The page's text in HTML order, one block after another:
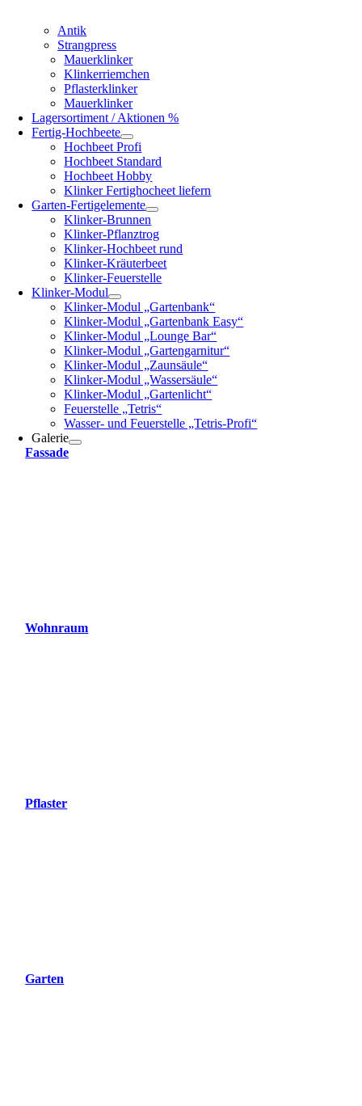
Antik
Strangpress
Mauerklinker
Klinkerriemchen
Pflasterklinker
Mauerklinker
Lagersortiment / Aktionen %
Fertig-Hochbeete
Hochbeet Profi
Hochbeet Standard
Hochbeet Hobby
Klinker Fertighocheet liefern
Garten-Fertigelemente
Klinker-Brunnen
Klinker-Pflanztrog
Klinker-Hochbeet rund
Klinker-Kräuterbeet
Klinker-Feuerstelle
Klinker-Modul
Klinker-Modul „Gartenbank“
Klinker-Modul „Gartenbank Easy“
Klinker-Modul „Lounge Bar“
Klinker-Modul „Gartengarnitur“
Klinker-Modul „Zaunsäule“
Klinker-Modul „Wassersäule“
Klinker-Modul „Gartenlicht“
Feuerstelle „Tetris“
Wasser- und Feuerstelle „Tetris-Profi“
Galerie
Fassade
Wohnraum
Pflaster
Garten